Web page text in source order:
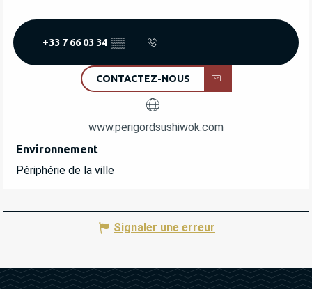
+33 7 66 03 34 ▒▒
CONTACTEZ-NOUS
www.perigordsushiwok.com
Environnement
Environnement
Périphérie de la ville
Signaler une erreur